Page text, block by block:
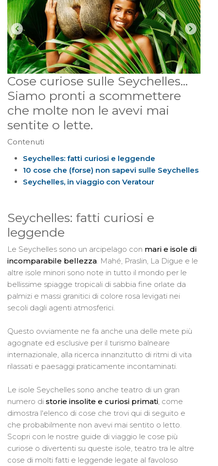
Cose curiose sulle Seychelles...
Siamo pronti a scommettere
che molte non le avevi mai
sentite o lette.
Contenuti
Seychelles: fatti curiosi e leggende
10 cose che (forse) non sapevi sulle Seychelles
Seychelles, in viaggio con Veratour
Seychelles: fatti curiosi e
leggende
Le Seychelles sono un arcipelago con mari e isole di
incomparabile bellezza . Mahé, Praslin, La Digue e le
altre isole minori sono note in tutto il mondo per le
bellissime spiagge tropicali di sabbia fine orlate da
palmizi e massi granitici di colore rosa levigati nei
secoli dagli agenti atmosferici.
Questo ovviamente ne fa anche una delle mete più
agognate ed esclusive per il turismo balneare
internazionale, alla ricerca innanzitutto di ritmi di vita
rilassati e paesaggi praticamente incontaminati.
Le isole Seychelles sono anche teatro di un gran
numero di storie insolite e curiosi primati , come
dimostra l'elenco di cose che trovi qui di seguito e
che probabilmente non avevi mai sentito o letto.
Scopri con le nostre guide di viaggio le cose più
curiose o divertenti su queste isole, teatro tra le altre
cose di molti fatti e leggende legate al favoloso